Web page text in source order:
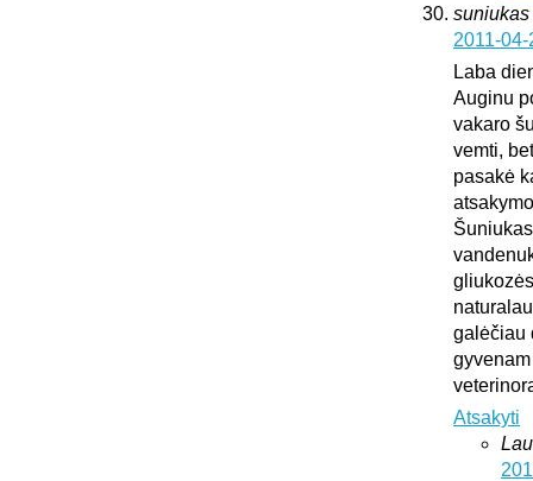
suniukas
2011-
Laba
Auginu
vakaro
vemti,
pasakė
galėčiau
Atsakyti